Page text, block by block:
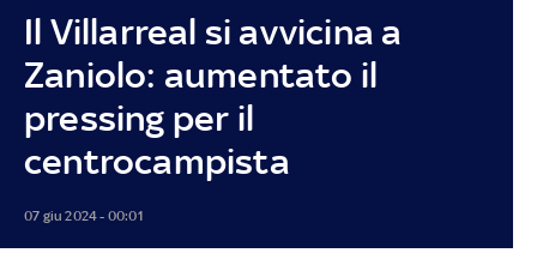
Il Villarreal si avvicina a
Zaniolo: aumentato il
pressing per il
centrocampista
07 giu 2024 - 00:01